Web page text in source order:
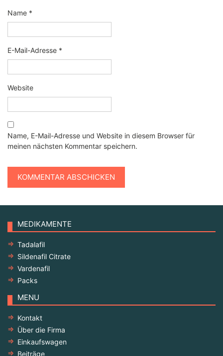
Name *
E-Mail-Adresse *
Website
Name, E-Mail-Adresse und Website in diesem Browser für
meinen nächsten Kommentar speichern.
MEDIKAMENTE
Tadalafil
Sildenafil Citrate
Vardenafil
Packs
MENU
Kontakt
Über die Firma
Einkaufswagen
Beiträge